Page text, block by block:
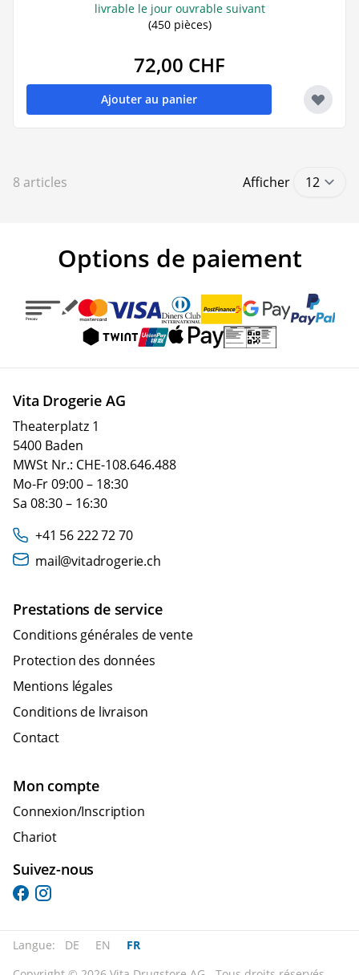
livrable le jour ouvrable suivant
(450 pièces)
72,00 CHF
Ajouter au panier
8 articles Afficher
Options de paiement
Vita Drogerie AG
Theaterplatz 1
5400 Baden
MWSt Nr.: CHE-108.646.488
Mo-Fr 09:00 – 18:30
Sa 08:30 – 16:30
+41 56 222 72 70
mail@vitadrogerie.ch
Prestations de service
Conditions générales de vente
Protection des données
Mentions légales
Conditions de livraison
Contact
Mon compte
Connexion/Inscription
Chariot
Suivez-nous
Langue: DE EN FR